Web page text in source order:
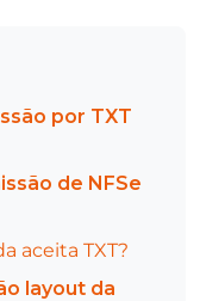
por TXT
de NFSe
aceita TXT?
layout da